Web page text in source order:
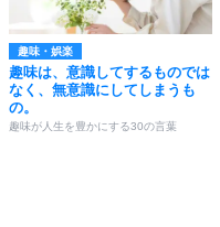
趣味・娯楽
趣味は、意識してするものでは
なく、無意識にしてしまうも
の。
趣味が人生を豊かにする30の言葉